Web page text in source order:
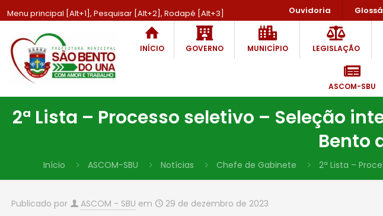
Menu principal [Alt+1], Pesquisar [Alt+2], Rodapé [Alt+3] Ouvidoria
INÍCIO GOVERNO MUNICÍPIO LEGISLAÇÃO
ASCOM-SBU
2ª Lista – Processo seletivo – Seleção
Bento
Início ASCOM-SBU Notícias Chefe de Gabinete 2ª Lista –
Publicado por ASCOM - SBU em 29 de dezembro de 2023